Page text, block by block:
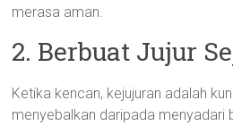
merasa aman.
2. Berbuat Jujur
Ketika kencan, kejujuran adalah
menyebalkan daripada menyadari